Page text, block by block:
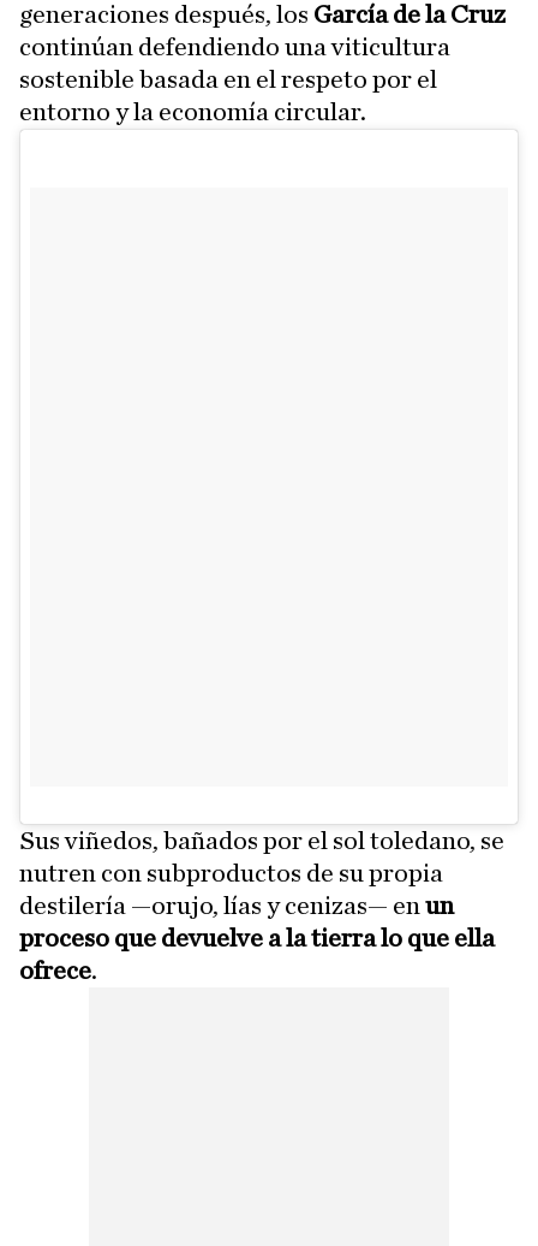
generaciones después, los García de la Cruz
continúan defendiendo una viticultura
sostenible basada en el respeto por el
entorno y la economía circular.
Sus viñedos, bañados por el sol toledano, se
nutren con subproductos de su propia
destilería —orujo, lías y cenizas— en un
proceso que devuelve a la tierra lo que ella
ofrece.